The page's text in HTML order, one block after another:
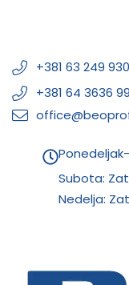
+381 63 249 930
+381 64 3636
Subota:
Nedelja: